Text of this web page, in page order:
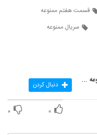
قسمت هفتم ممنوعه
سریال ممنوعه
دانلود قسمت سیزدهم 13 سریال ممنوعه قانونی دنبال کردن
۰ ۰